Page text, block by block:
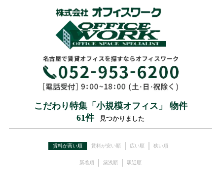
こだわり特集「小規模オフィス」 物件
61件 見つかりました
賃料が高い順 賃料が安い順 広い順 狭い順
新着順 築浅順 駅近順